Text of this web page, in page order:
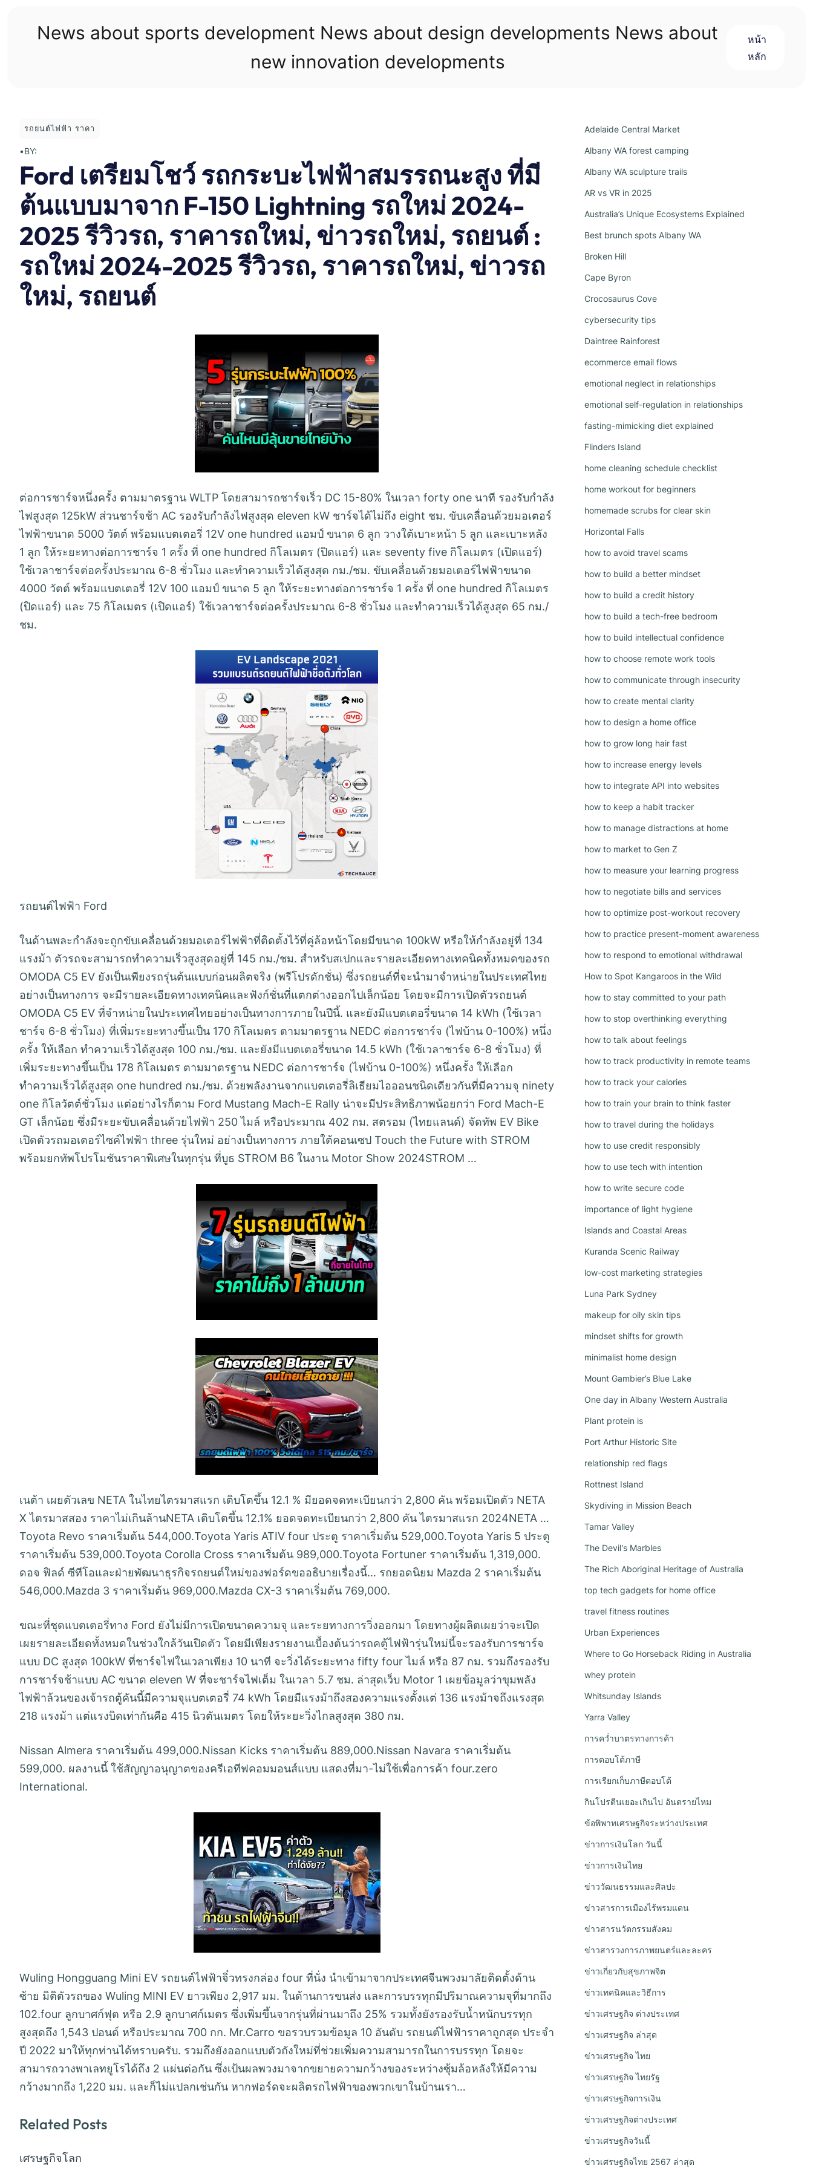
News about sports development News about design developments News about
new innovation developments
หน้า
หลัก
รถยนต์ไฟฟ้า ราคา
•BY:
Ford เตรียมโชว์ รถกระบะไฟฟ้าสมรรถนะสูง ที่มี
ต้นแบบมาจาก F-150 Lightning รถใหม่ 2024-
2025 รีวิวรถ, ราคารถใหม่, ข่าวรถใหม่, รถยนต์ :
รถใหม่ 2024-2025 รีวิวรถ, ราคารถใหม่, ข่าวรถ
ใหม่, รถยนต์
ต่อการชาร์จหนึ่งครั้ง ตามมาตรฐาน WLTP โดยสามารถชาร์จเร็ว DC 15-80% ในเวลา forty one นาที รองรับกำลัง
ไฟสูงสุด 125kW ส่วนชาร์จช้า AC รองรับกำลังไฟสูงสุด eleven kW ชาร์จได้ไม่ถึง eight ชม. ขับเคลื่อนด้วยมอเตอร์
ไฟฟ้าขนาด 5000 วัตต์ พร้อมแบตเตอรี่ 12V one hundred แอมป์ ขนาด 6 ลูก วางใต้เบาะหน้า 5 ลูก และเบาะหลัง
1 ลูก ให้ระยะทางต่อการชาร์จ 1 ครั้ง ที่ one hundred กิโลเมตร (ปิดแอร์) และ seventy five กิโลเมตร (เปิดแอร์)
ใช้เวลาชาร์จต่อครั้งประมาณ 6-8 ชั่วโมง และทำความเร็วได้สูงสุด กม./ชม. ขับเคลื่อนด้วยมอเตอร์ไฟฟ้าขนาด
4000 วัตต์ พร้อมแบตเตอรี่ 12V 100 แอมป์ ขนาด 5 ลูก ให้ระยะทางต่อการชาร์จ 1 ครั้ง ที่ one hundred กิโลเมตร
(ปิดแอร์) และ 75 กิโลเมตร (เปิดแอร์) ใช้เวลาชาร์จต่อครั้งประมาณ 6-8 ชั่วโมง และทำความเร็วได้สูงสุด 65 กม./
ชม.
รถยนต์ไฟฟ้า Ford
ในด้านพละกำลังจะถูกขับเคลื่อนด้วยมอเตอร์ไฟฟ้าที่ติดตั้งไว้ที่คู่ล้อหน้าโดยมีขนาด 100kW หรือให้กำลังอยู่ที่ 134
แรงม้า ตัวรถจะสามารถทำความเร็วสูงสุดอยู่ที่ 145 กม./ชม. สำหรับสเปกและรายละเอียดทางเทคนิคทั้งหมดของรถ
OMODA C5 EV ยังเป็นเพียงรถรุ่นต้นแบบก่อนผลิตจริง (พรีโปรดักชั่น) ซึ่งรถยนต์ที่จะนำมาจำหน่ายในประเทศไทย
อย่างเป็นทางการ จะมีรายละเอียดทางเทคนิคและฟังก์ชั่นที่แตกต่างออกไปเล็กน้อย โดยจะมีการเปิดตัวรถยนต์
OMODA C5 EV ที่จำหน่ายในประเทศไทยอย่างเป็นทางการภายในปีนี้. และยังมีแบตเตอรี่ขนาด 14 kWh (ใช้เวลา
ชาร์จ 6-8 ชั่วโมง) ที่เพิ่มระยะทางขึ้นเป็น 170 กิโลเมตร ตามมาตรฐาน NEDC ต่อการชาร์จ (ไฟบ้าน 0-100%) หนึ่ง
ครั้ง ให้เลือก ทำความเร็วได้สูงสุด 100 กม./ชม. และยังมีแบตเตอรี่ขนาด 14.5 kWh (ใช้เวลาชาร์จ 6-8 ชั่วโมง) ที่
เพิ่มระยะทางขึ้นเป็น 178 กิโลเมตร ตามมาตรฐาน NEDC ต่อการชาร์จ (ไฟบ้าน 0-100%) หนึ่งครั้ง ให้เลือก
ทำความเร็วได้สูงสุด one hundred กม./ชม. ด้วยพลังงานจากแบตเตอรี่ลิเธียมไอออนชนิดเดียวกันที่มีความจุ ninety
one กิโลวัตต์ชั่วโมง แต่อย่างไรก็ตาม Ford Mustang Mach-E Rally น่าจะมีประสิทธิภาพน้อยกว่า Ford Mach-E
GT เล็กน้อย ซึ่งมีระยะขับเคลื่อนด้วยไฟฟ้า 250 ไมล์ หรือประมาณ 402 กม. สตรอม (ไทยแลนด์) จัดทัพ EV Bike
เปิดตัวรถมอเตอร์ไซค์ไฟฟ้า three รุ่นใหม่ อย่างเป็นทางการ ภายใต้คอนเซป Touch the Future with STROM
พร้อมยกทัพโปรโมชันราคาพิเศษในทุกรุ่น ที่บูธ STROM B6 ในงาน Motor Show 2024STROM …
เนต้า เผยตัวเลข NETA ในไทยไตรมาสแรก เติบโตขึ้น 12.1 % มียอดจดทะเบียนกว่า 2,800 คัน พร้อมเปิดตัว NETA
X ไตรมาสสอง ราคาไม่เกินล้านNETA เติบโตขึ้น 12.1% ยอดจดทะเบียนกว่า 2,800 คัน ไตรมาสแรก 2024NETA …
Toyota Revo ราคาเริ่มต้น 544,000.Toyota Yaris ATIV four ประตู ราคาเริ่มต้น 529,000.Toyota Yaris 5 ประตู
ราคาเริ่มต้น 539,000.Toyota Corolla Cross ราคาเริ่มต้น 989,000.Toyota Fortuner ราคาเริ่มต้น 1,319,000.
ดอจ ฟิลด์ ซีทีโอและฝ่ายพัฒนาธุรกิจรถยนต์ใหม่ของฟอร์ดขออธิบายเรื่องนี้… รถยอดนิยม Mazda 2 ราคาเริ่มต้น
546,000.Mazda 3 ราคาเริ่มต้น 969,000.Mazda CX-3 ราคาเริ่มต้น 769,000.
ขณะที่ชุดแบตเตอรี่ทาง Ford ยังไม่มีการเปิดขนาดความจุ และระยทางการวิ่งออกมา โดยทางผู้ผลิตเผยว่าจะเปิด
เผยรายละเอียดทั้งหมดในช่วงใกล้วันเปิดตัว โดยมีเพียงรายงานเบื้องต้นว่ารถคตู้ไฟฟ้ารุ่นใหม่นี้จะรองรับการชาร์จ
แบบ DC สูงสุด 100kW ที่ชาร์จไฟในเวลาเพียง 10 นาที จะวิ่งได้ระยะทาง fifty four ไมล์ หรือ 87 กม. รวมถึงรองรับ
การชาร์จช้าแบบ AC ขนาด eleven W ที่จะชาร์จไฟเต็ม ในเวลา 5.7 ชม. ล่าสุดเว็บ Motor 1 เผยข้อมูลว่าขุมพลัง
ไฟฟ้าล้วนของเจ้ารถตู้คันนี้มีความจุแบตเตอรี่ 74 kWh โดยมีแรงม้าถึงสองความแรงตั้งแต่ 136 แรงม้าจถึงแรงสุด
218 แรงม้า แต่แรงบิดเท่ากันคือ 415 นิวตันเมตร โดยให้ระยะวิ่งไกลสูงสุด 380 กม.
Nissan Almera ราคาเริ่มต้น 499,000.Nissan Kicks ราคาเริ่มต้น 889,000.Nissan Navara ราคาเริ่มต้น
599,000. ผลงานนี้ ใช้สัญญาอนุญาตของครีเอทีฟคอมมอนส์แบบ แสดงที่มา-ไม่ใช้เพื่อการค้า four.zero
International.
Wuling Hongguang Mini EV รถยนต์ไฟฟ้าจิ๋วทรงกล่อง four ที่นั่ง นำเข้ามาจากประเทศจีนพวงมาลัยติดตั้งด้าน
ซ้าย มิติตัวรถของ Wuling MINI EV ยาวเพียง 2,917 มม. ในด้านการขนส่ง และการบรรทุกมีปริมาณความจุที่มากถึง
102.four ลูกบาศก์ฟุต หรือ 2.9 ลูกบาศก์เมตร ซึ่งเพิ่มขึ้นจากรุ่นที่ผ่านมาถึง 25% รวมทั้งยังรองรับน้ำหนักบรรทุก
สูงสุดถึง 1,543 ปอนด์ หรือประมาณ 700 กก. Mr.Carro ขอรวบรวมข้อมูล 10 อันดับ รถยนต์ไฟฟ้าราคาถูกสุด ประจำ
ปี 2022 มาให้ทุกท่านได้ทราบครับ. รวมถึงยังออกแบบตัวถังใหม่ที่ช่วยเพิ่มความสามารถในการบรรทุก โดยจะ
สามารถวางพาเลทยูโรได้ถึง 2 แผ่นต่อกัน ซึ่งเป้นผลพวงมาจากขยายความกว้างของระหว่างซุ้มล้อหลังให้มีความ
กว้างมากถึง 1,220 มม. และก็ไม่แปลกเช่นกัน หากฟอร์ดจะผลิตรถไฟฟ้าของพวกเขาในบ้านเรา…
Related Posts
เศรษฐกิจโลก
Adelaide Central Market
Albany WA forest camping
Albany WA sculpture trails
AR vs VR in 2025
Australia’s Unique Ecosystems Explained
Best brunch spots Albany WA
Broken Hill
Cape Byron
Crocosaurus Cove
cybersecurity tips
Daintree Rainforest
ecommerce email flows
emotional neglect in relationships
emotional self-regulation in relationships
fasting-mimicking diet explained
Flinders Island
home cleaning schedule checklist
home workout for beginners
homemade scrubs for clear skin
Horizontal Falls
how to avoid travel scams
how to build a better mindset
how to build a credit history
how to build a tech-free bedroom
how to build intellectual confidence
how to choose remote work tools
how to communicate through insecurity
how to create mental clarity
how to design a home office
how to grow long hair fast
how to increase energy levels
how to integrate API into websites
how to keep a habit tracker
how to manage distractions at home
how to market to Gen Z
how to measure your learning progress
how to negotiate bills and services
how to optimize post-workout recovery
how to practice present-moment awareness
how to respond to emotional withdrawal
How to Spot Kangaroos in the Wild
how to stay committed to your path
how to stop overthinking everything
how to talk about feelings
how to track productivity in remote teams
how to track your calories
how to train your brain to think faster
how to travel during the holidays
how to use credit responsibly
how to use tech with intention
how to write secure code
importance of light hygiene
Islands and Coastal Areas
Kuranda Scenic Railway
low-cost marketing strategies
Luna Park Sydney
makeup for oily skin tips
mindset shifts for growth
minimalist home design
Mount Gambier’s Blue Lake
One day in Albany Western Australia
Plant protein is
Port Arthur Historic Site
relationship red flags
Rottnest Island
Skydiving in Mission Beach
Tamar Valley
The Devil's Marbles
The Rich Aboriginal Heritage of Australia
top tech gadgets for home office
travel fitness routines
Urban Experiences
Where to Go Horseback Riding in Australia
whey protein
Whitsunday Islands
Yarra Valley
การคว่ำบาตรทางการค้า
การตอบโต้ภาษี
การเรียกเก็บภาษีตอบโต้
กินโปรตีนเยอะเกินไป อันตรายไหม
ข้อพิพาทเศรษฐกิจระหว่างประเทศ
ข่าวการเงินโลก วันนี้
ข่าวการเงินไทย
ข่าววัฒนธรรมและศิลปะ
ข่าวสารการเมืองไร้พรมแดน
ข่าวสารนวัตกรรมสังคม
ข่าวสารวงการภาพยนตร์และละคร
ข่าวเกี่ยวกับสุขภาพจิต
ข่าวเทคนิคและวิธีการ
ข่าวเศรษฐกิจ ต่างประเทศ
ข่าวเศรษฐกิจ ล่าสุด
ข่าวเศรษฐกิจ ไทย
ข่าวเศรษฐกิจ ไทยรัฐ
ข่าวเศรษฐกิจการเงิน
ข่าวเศรษฐกิจต่างประเทศ
ข่าวเศรษฐกิจวันนี้
ข่าวเศรษฐกิจไทย 2567 ล่าสุด